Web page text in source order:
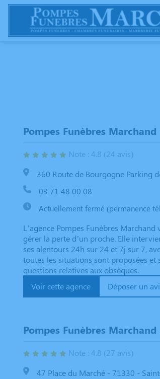
NOS SERVICES NOS AGENCES
Pompes Funèbres
Note : 4.8 (24 avis)
360 Route de Bourgogne Parking
03 71 48 00 08
Actuellement fermé (permanence
L’agence Pompes Funèbres
gérer la perte d’un proche. Elle
ses alentours 24h sur 24 et 7j sur 7,
toutes les situations sont proposées
questions relatives aux obsèques.
Voir cette agence
Déposer un
Pompes Funèbres
Note : 4.8 (27 avis)
47 Place du Marché - 71330 -